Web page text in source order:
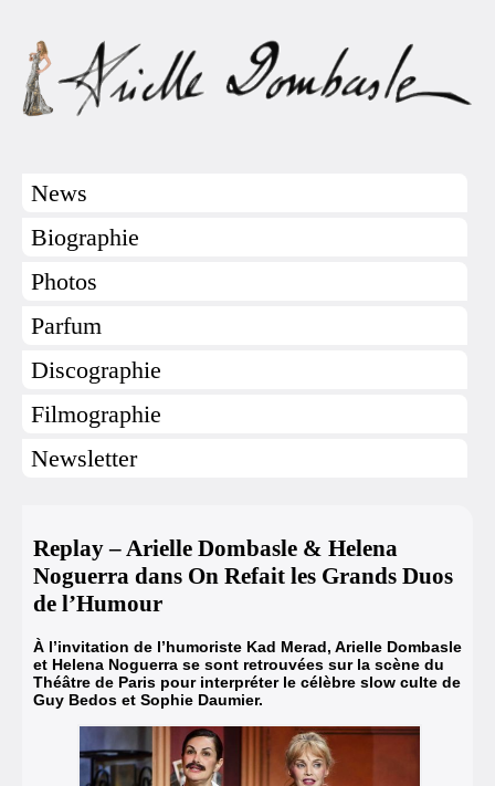
News
Biographie
Photos
Parfum
Discographie
Filmographie
Newsletter
Replay – Arielle Dombasle & Helena
Noguerra dans On Refait les Grands Duos
de l’Humour
À l’invitation de l’humoriste Kad Merad, Arielle Dombasle
et Helena Noguerra se sont retrouvées sur la scène du
Théâtre de Paris pour interpréter le célèbre slow culte de
Guy Bedos et Sophie Daumier.